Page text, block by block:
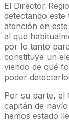
El Director
detectando
atención en
al que
por lo tanto
constituye un
viendo de qué
poder
Por su parte, el
capitán de
hemos estado